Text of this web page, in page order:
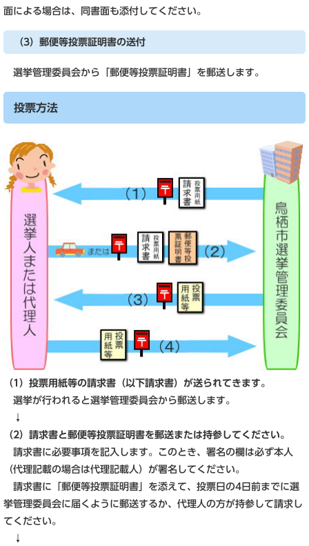
面による場合は、同書面も添付してください。
（3）郵便等投票証明書の送付
選挙管理委員会から「郵便等投票証明書」を郵送します。
投票方法
（1）投票用紙等の請求書（以下請求書）が送られてきます。
選挙が行われると選挙管理委員会から郵送します。
↓
（2）請求書と郵便等投票証明書を郵送または持参してください。
請求書に必要事項を記入します。このとき、署名の欄は必ず本人
（代理記載の場合は代理記載人）が署名してください。
請求書に「郵便等投票証明書」を添えて、投票日の4日前までに選
挙管理委員会に届くように郵送するか、代理人の方が持参して請求し
てください。
↓